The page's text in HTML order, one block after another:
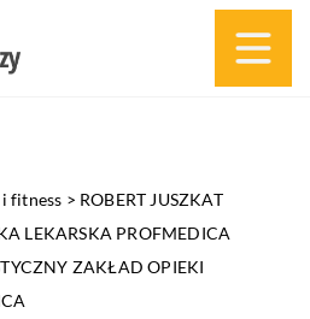
fitness > ROBERT JUSZKAT
LEKARSKA PROFMEDICA
ZAKŁAD OPIEKI